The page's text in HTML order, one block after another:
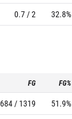
0.7 / 2 32.8%
FG FG%
684 / 1319 51.9%